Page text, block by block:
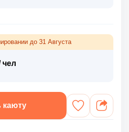
до 31 Августа
чел
каюту